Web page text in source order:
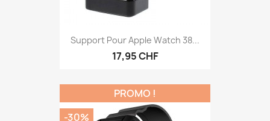
Support Pour Apple Watch 38...
17,95 CHF
PROMO !
-30%